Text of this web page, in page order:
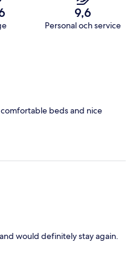
9,6
Personal och service
beds and nice
would definitely stay again.